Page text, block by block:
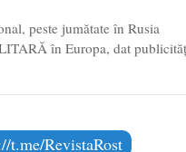
peste jumătate în Rusia
în Europa, dat
t.me/RevistaRost